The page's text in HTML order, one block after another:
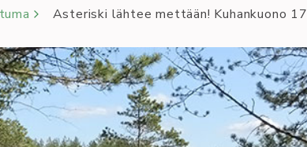
Asteriski lähtee mettään! Kuhankuono